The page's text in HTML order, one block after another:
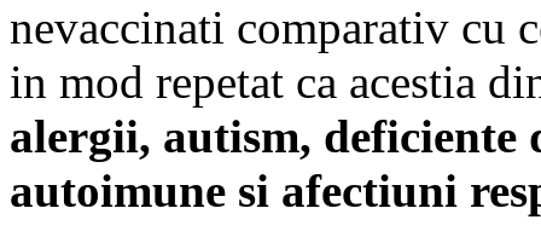
nevaccinati comparativ cu
in mod repetat ca acestia
alergii, autism,
autoimune si afectiuni